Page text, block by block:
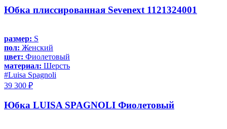
Юбка плиссированная Sevenext 1121324001
размер: S
пол: Женский
цвет: Фиолетовый
материал: Шерсть
#Luisa Spagnoli
39 300 ₽
Юбка LUISA SPAGNOLI Фиолетовый